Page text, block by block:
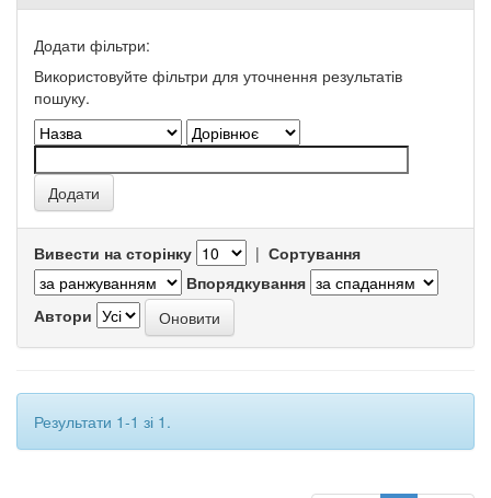
Додати фільтри:
Використовуйте фільтри для уточнення результатів
пошуку.
Вивести на сторінку | Сортування
Впорядкування
Автори
Результати 1-1 зі 1.